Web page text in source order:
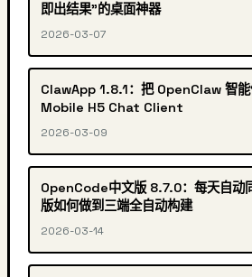
即出结果”的桌面神器
2026-03-07
ClawApp 1.8.1：把 OpenClaw 智能
Mobile H5 Chat Client
2026-03-09
OpenCode中文版 8.7.0：每天自动
版如何做到三端全自动构建
2026-03-14